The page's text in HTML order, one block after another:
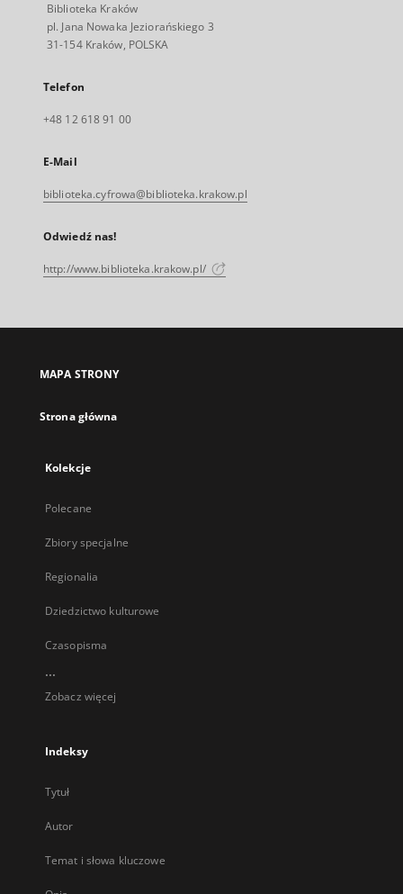
Biblioteka Kraków
pl. Jana Nowaka Jeziorańskiego 3
31-154 Kraków, POLSKA
Telefon
+48 12 618 91 00
E-Mail
biblioteka.cyfrowa@biblioteka.krakow.pl
Odwiedź nas!
http://www.biblioteka.krakow.pl/
MAPA STRONY
Strona główna
Kolekcje
Polecane
Zbiory specjalne
Regionalia
Dziedzictwo kulturowe
Czasopisma
...
Zobacz więcej
Indeksy
Tytuł
Autor
Temat i słowa kluczowe